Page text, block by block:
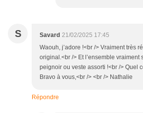
S Savard 21/02/2025 17:45
Waouh, j’adore !<br /> Vraiment très
original.<br /> Et l’ensemble vraiment
peignoir ou veste assorti !<br /> Quel
Bravo à vous,<br /> <br /> Nathalie
Répondre